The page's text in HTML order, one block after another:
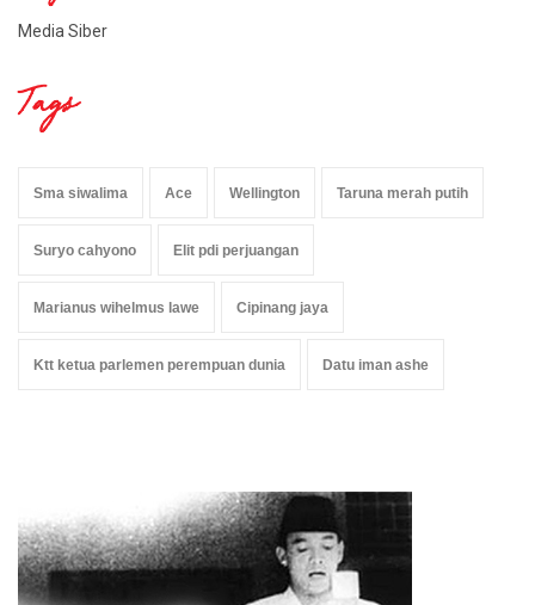
Media Siber
Tags
Sma siwalima Ace Wellington Taruna merah putih
Suryo cahyono Elit pdi perjuangan
Marianus wihelmus lawe Cipinang jaya
Ktt ketua parlemen perempuan dunia Datu iman ashe